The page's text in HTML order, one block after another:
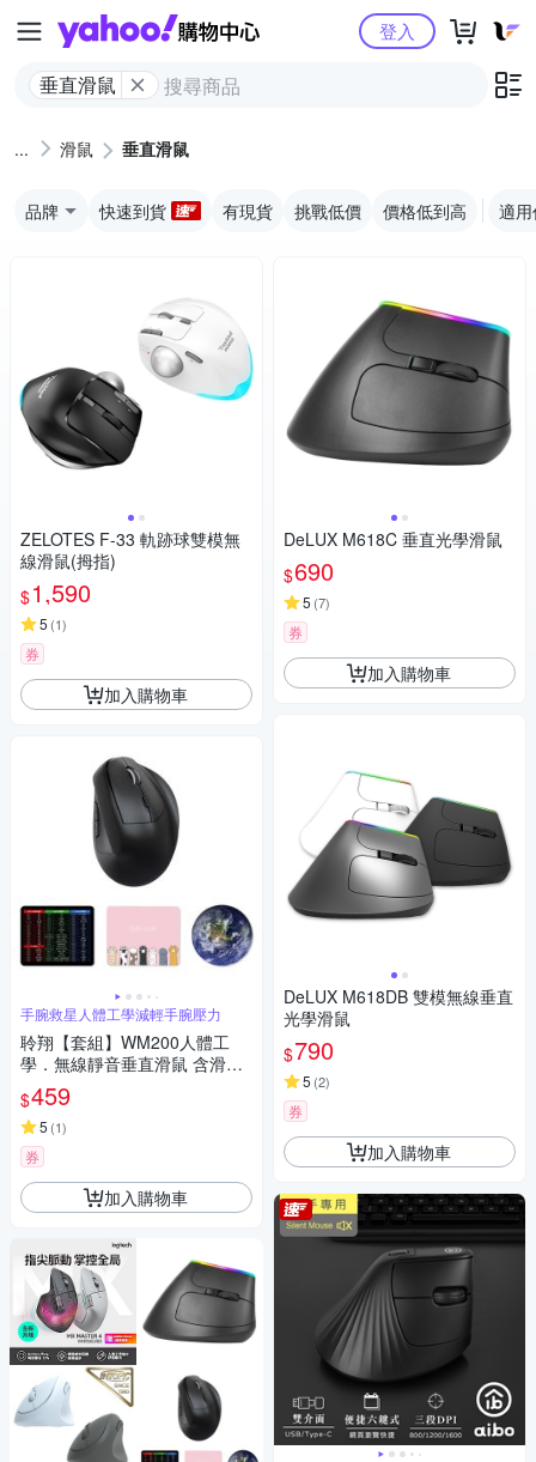
Yahoo購物中心
垂直滑鼠
登入
滑鼠 垂直滑鼠
品牌 快速到貨 有現貨 挑戰低價 價格低到高 適
ZELOTES F-33 軌跡球雙模無
線滑鼠(拇指)
$1,590
5 (1)
券
加入購物車
手腕救星人體工學減輕手腕壓力
聆翔【套組】WM200人體工
學．無線靜音垂直滑鼠 含滑鼠
墊｜6鍵 手腕救星 62°黃金傾角
無線滑鼠 直立式滑鼠 充電滑鼠
超長續航
$459
5 (1)
券
加入購物車
DeLUX M618C 垂直光學滑鼠
$690
5 (7)
券
加入購物車
DeLUX M618DB 雙模無線垂直
光學滑鼠
$790
5 (2)
券
加入購物車